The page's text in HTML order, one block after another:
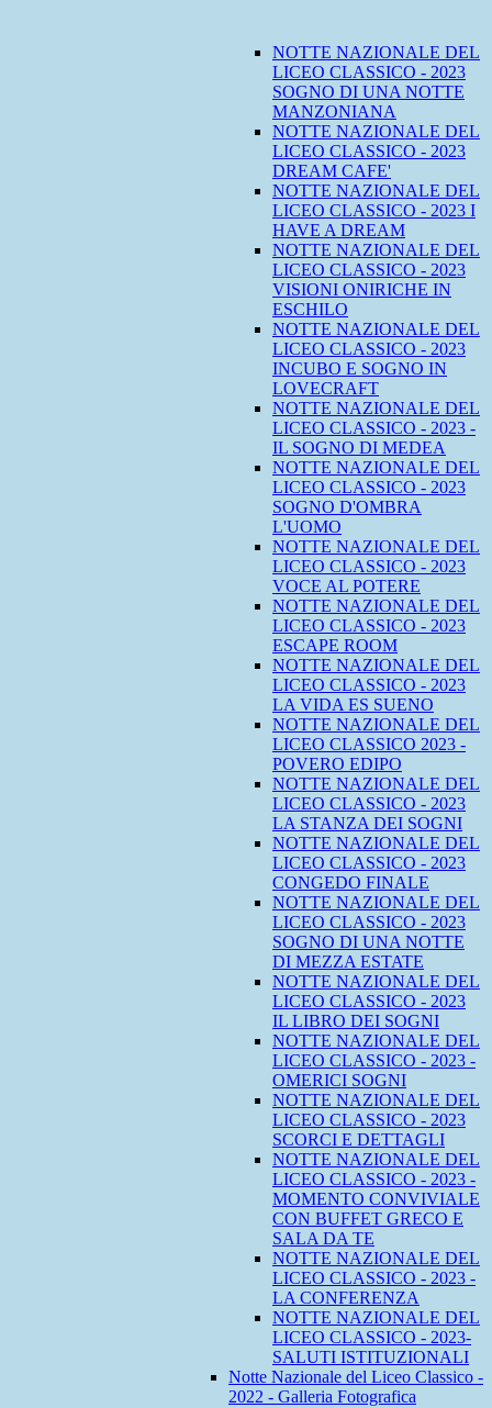
NOTTE NAZIONALE DEL
LICEO CLASSICO - 2023
SOGNO DI UNA NOTTE
MANZONIANA
NOTTE NAZIONALE DEL
LICEO CLASSICO - 2023
DREAM CAFE'
NOTTE NAZIONALE DEL
LICEO CLASSICO - 2023 I
HAVE A DREAM
NOTTE NAZIONALE DEL
LICEO CLASSICO - 2023
VISIONI ONIRICHE IN
ESCHILO
NOTTE NAZIONALE DEL
LICEO CLASSICO - 2023
INCUBO E SOGNO IN
LOVECRAFT
NOTTE NAZIONALE DEL
LICEO CLASSICO - 2023 -
IL SOGNO DI MEDEA
NOTTE NAZIONALE DEL
LICEO CLASSICO - 2023
SOGNO D'OMBRA
L'UOMO
NOTTE NAZIONALE DEL
LICEO CLASSICO - 2023
VOCE AL POTERE
NOTTE NAZIONALE DEL
LICEO CLASSICO - 2023
ESCAPE ROOM
NOTTE NAZIONALE DEL
LICEO CLASSICO - 2023
LA VIDA ES SUENO
NOTTE NAZIONALE DEL
LICEO CLASSICO 2023 -
POVERO EDIPO
NOTTE NAZIONALE DEL
LICEO CLASSICO - 2023
LA STANZA DEI SOGNI
NOTTE NAZIONALE DEL
LICEO CLASSICO - 2023
CONGEDO FINALE
NOTTE NAZIONALE DEL
LICEO CLASSICO - 2023
SOGNO DI UNA NOTTE
DI MEZZA ESTATE
NOTTE NAZIONALE DEL
LICEO CLASSICO - 2023
IL LIBRO DEI SOGNI
NOTTE NAZIONALE DEL
LICEO CLASSICO - 2023 -
OMERICI SOGNI
NOTTE NAZIONALE DEL
LICEO CLASSICO - 2023
SCORCI E DETTAGLI
NOTTE NAZIONALE DEL
LICEO CLASSICO - 2023 -
MOMENTO CONVIVIALE
CON BUFFET GRECO E
SALA DA TE
NOTTE NAZIONALE DEL
LICEO CLASSICO - 2023 -
LA CONFERENZA
NOTTE NAZIONALE DEL
LICEO CLASSICO - 2023-
SALUTI ISTITUZIONALI
Notte Nazionale del Liceo Classico -
2022 - Galleria Fotografica